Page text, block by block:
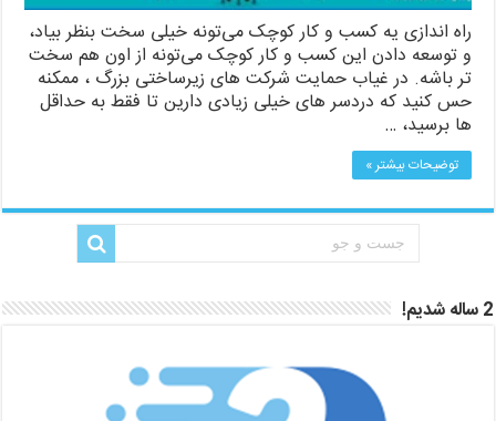
راه اندازی یه کسب و کار کوچک می‌تونه خیلی سخت بنظر بیاد،
و توسعه دادن این کسب و کار کوچک می‌تونه از اون هم سخت
تر باشه. در غیاب حمایت شرکت های زیرساختی بزرگ ، ممکنه
حس کنید که دردسر های خیلی زیادی دارین تا فقط به حداقل
ها برسید، …
توضیحات بیشتر »
2 ساله شدیم!